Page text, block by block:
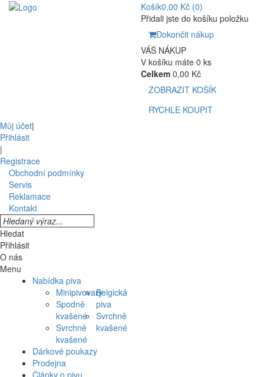
Košík0,00 Kč (0)
Přidali jste do košíku položku
Dokončit nákup
VÁŠ NÁKUP
V košíku máte 0 ks
Celkem 0,00 Kč
ZOBRAZIT KOŠÍK
RYCHLE KOUPIT
Můj účet|
Přihlásit
|
Registrace
Obchodní podmínky
Servis
Reklamace
Kontakt
Hledat
Přihlásit
O nás
Menu
Nabídka piva
Minipivovary
Spodně
kvašené
Svrchně
kvašené
Belgická
piva
Svrchně
kvašené
Dárkové poukazy
Prodejna